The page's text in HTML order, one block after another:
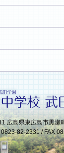
広島県東広島市黒瀬
82-2331 / FAX